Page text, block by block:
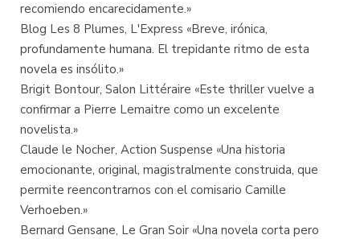
recomiendo encarecidamente.»
Blog Les 8 Plumes, L'Express «Breve, irónica,
profundamente humana. El trepidante ritmo de esta
novela es insólito.»
Brigit Bontour, Salon Littéraire «Este thriller vuelve a
confirmar a Pierre Lemaitre como un excelente
novelista.»
Claude le Nocher, Action Suspense «Una historia
emocionante, original, magistralmente construida, que
permite reencontrarnos con el comisario Camille
Verhoeben.»
Bernard Gensane, Le Gran Soir «Una novela corta pero